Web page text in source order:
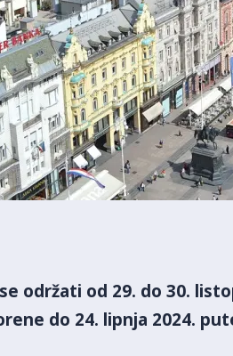
održati od 29. do 30.
do 24. lipnja 2024.